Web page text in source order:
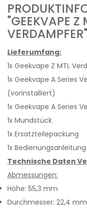
"GEEKVAPE Z
VERDAMPFER"
Lieferumfang:
1x Geekvape Z MTL
1x Geekvape A Series
(vorinstalliert)
1x Geekvape A Series
1x Mundstück
1x Ersatzteilepackung
1x Bedienungsanleitung
Technische Daten
Abmessungen:​
Höhe: 55,3 mm
Durchmesser: 22,4 mm